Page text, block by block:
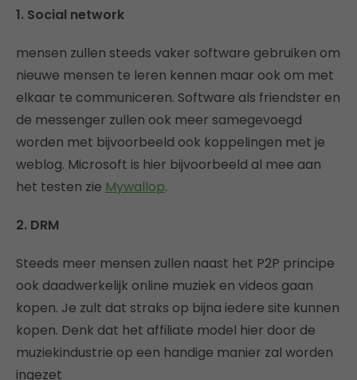
1. Social network
mensen zullen steeds vaker software gebruiken om
nieuwe mensen te leren kennen maar ook om met
elkaar te communiceren. Software als friendster en
de messenger zullen ook meer samegevoegd
worden met bijvoorbeeld ook koppelingen met je
weblog. Microsoft is hier bijvoorbeeld al mee aan
het testen zie Mywallop.
2. DRM
Steeds meer mensen zullen naast het P2P principe
ook daadwerkelijk online muziek en videos gaan
kopen. Je zult dat straks op bijna iedere site kunnen
kopen. Denk dat het affiliate model hier door de
muziekindustrie op een handige manier zal worden
ingezet